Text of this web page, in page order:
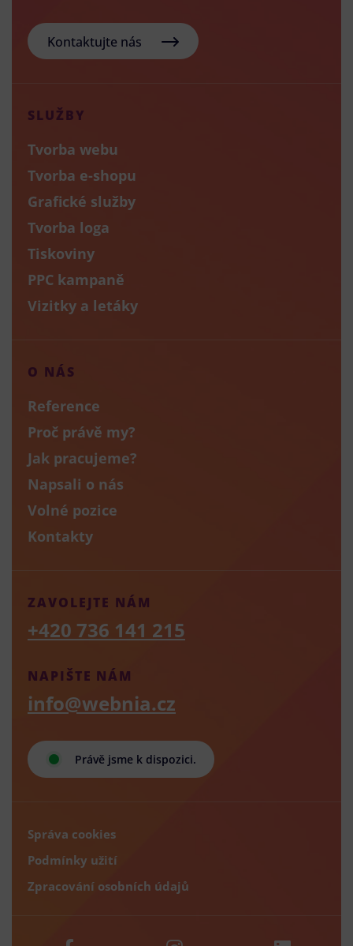
Kontaktujte nás
SLUŽBY
Tvorba webu
Tvorba e-shopu
Grafické služby
Tvorba loga
Tiskoviny
PPC kampaně
Vizitky a letáky
O NÁS
Reference
Proč právě my?
Jak pracujeme?
Napsali o nás
Volné pozice
Kontakty
Právě jsme k dispozici.
NAPIŠTE NÁM
info@webnia.cz
ZAVOLEJTE NÁM
+420 736 141 215
Správa cookies
Podmínky užití
Zpracování osobních údajů